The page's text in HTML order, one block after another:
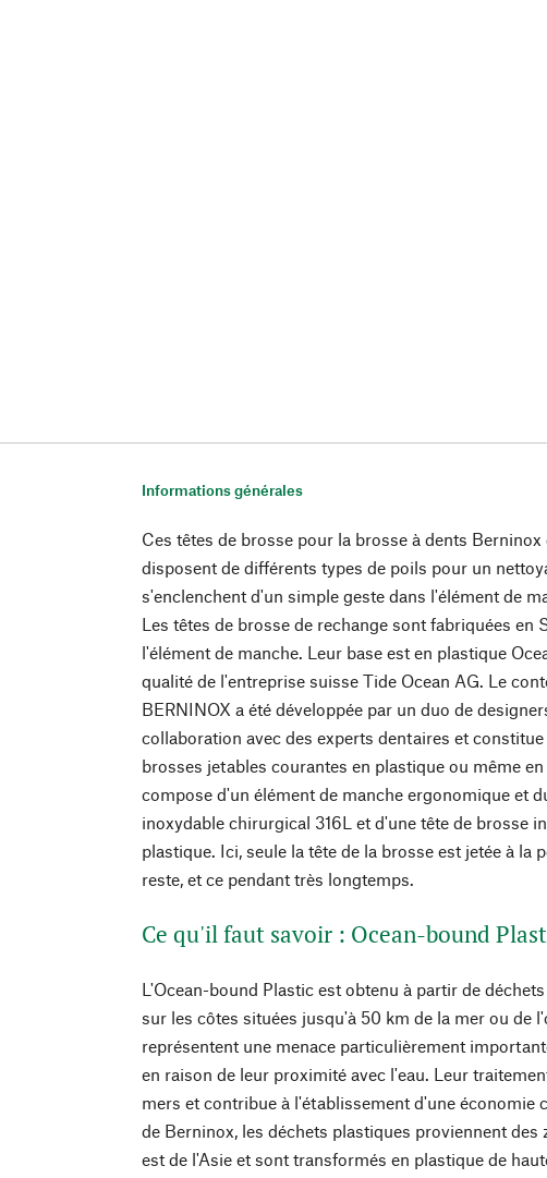
Informations générales
Ces têtes de brosse pour la brosse à dents
disposent de différents types de poils pour un
s'enclenchent d'un simple geste dans l'élément de
Les têtes de brosse de rechange sont fabriquées en
l'élément de manche. Leur base est en plastique
qualité de l'entreprise suisse Tide Ocean AG. Le
BERNINOX a été développée par un duo de
collaboration avec des experts dentaires et
brosses jetables courantes en plastique ou même
compose d'un élément de manche ergonomique et
inoxydable chirurgical 316L et d'une tête de brosse
plastique. Ici, seule la tête de la brosse est jetée à la
reste, et ce pendant très longtemps.
Ce qu'il faut savoir : Ocean-bound
L'Ocean-bound Plastic est obtenu à partir de
sur les côtes situées jusqu'à 50 km de la mer ou de
représentent une menace particulièrement
en raison de leur proximité avec l'eau. Leur
mers et contribue à l'établissement d'une économie
de Berninox, les déchets plastiques proviennent des
est de l'Asie et sont transformés en plastique de